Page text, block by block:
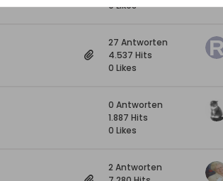
0 Likes
27 Antworten
4.537 Hits
0 Likes
0 Antworten
1.887 Hits
0 Likes
2 Antworten